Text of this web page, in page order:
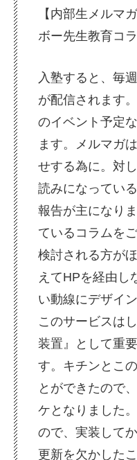
【内部生メルマ
ボー先生教育コラ
入塾すると、毎
が配信されます
のイベント予定
ます。メルマガ
せする為に。対
読みになってい
報告が主になり
ているコラムを
検討される方が
えてHPを経由し
い動線にデザイ
このサービスは
装置』として重
す。キチンとこ
とができたので
ケとなりました
ので、実装して
更新を欠かした